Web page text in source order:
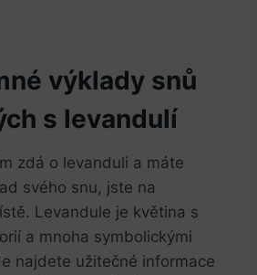
výklady snů
s levandulí
zdá o levanduli a máte
svého snu, jste na
Levandule je květina s
a mnoha symbolickými
najdete užitečné informace